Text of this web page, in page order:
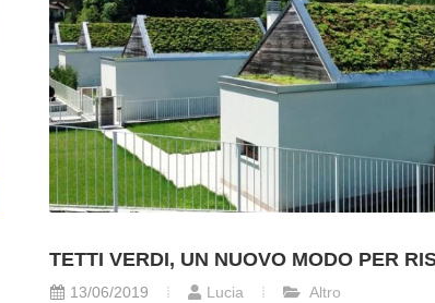
TETTI VERDI, UN NUOVO MODO PER
13/06/2019 Lucia Altro